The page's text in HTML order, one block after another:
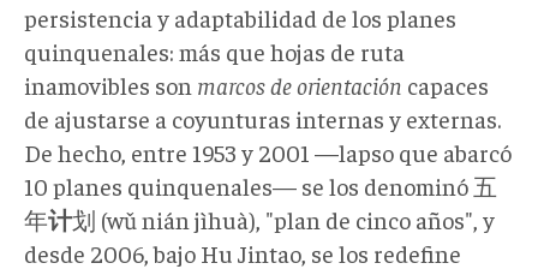
persistencia y adaptabilidad de los planes
quinquenales: más que hojas de ruta
inamovibles son marcos de orientación capaces
de ajustarse a coyunturas internas y externas.
De hecho, entre 1953 y 2001 —lapso que abarcó
10 planes quinquenales— se los denominó 五
年计划 (wǔ nián jìhuà), "plan de cinco años", y
desde 2006, bajo Hu Jintao, se los redefine